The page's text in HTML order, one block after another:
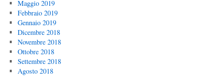
Maggio 2019
Febbraio 2019
Gennaio 2019
Dicembre 2018
Novembre 2018
Ottobre 2018
Settembre 2018
Agosto 2018